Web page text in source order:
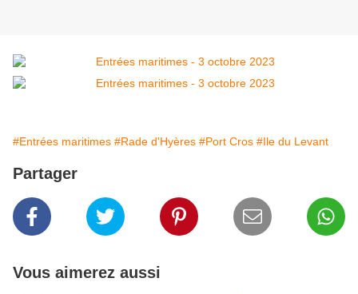
#Entrées maritimes #Rade d'Hyères #Port Cros #Ile du Levant
Partager
Vous aimerez aussi